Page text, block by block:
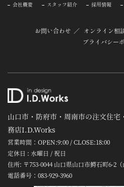
会社概要 スタッフ紹介 採用情報
お問い合わせ オンライン相
プライバシー
山口市・防府市・周南市の注文住宅
務店I.D.Works
営業時間：OPEN:9:00 / CLOSE:18:00
定休日 : 水曜日 / 祝日
住所: 〒753-0044 山口県山口市鰐石町6-2
電話番号： 083-929-3960